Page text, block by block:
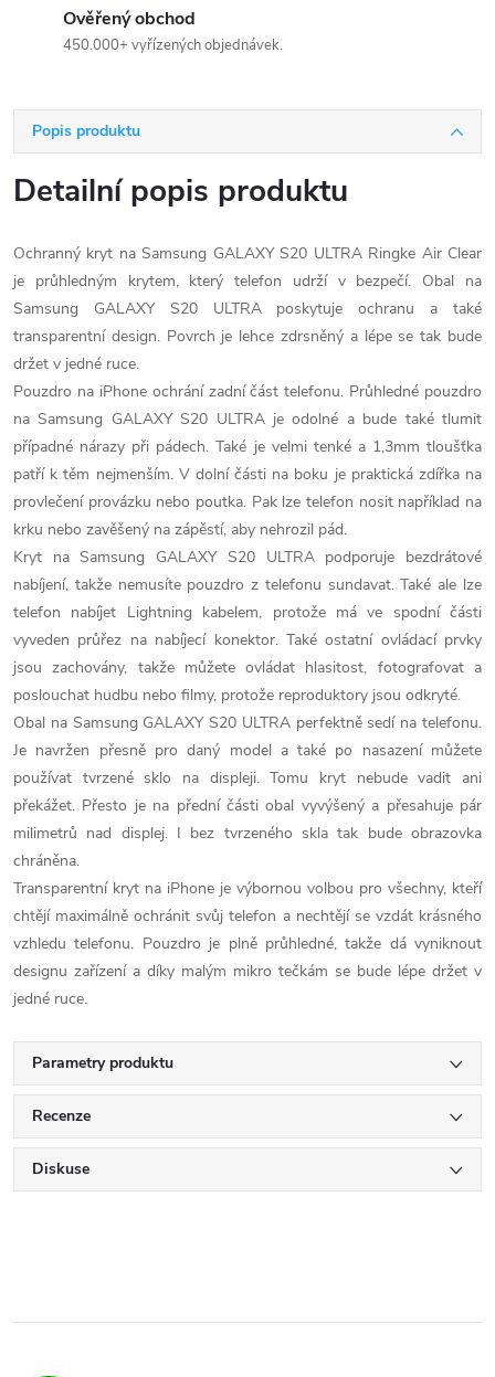
Ověřený obchod
450.000+ vyřízených objednávek.
Popis produktu
Detailní popis produktu
Ochranný kryt na Samsung GALAXY S20 ULTRA Ringke Air Clear
je průhledným krytem, který telefon udrží v bezpečí. Obal na
Samsung GALAXY S20 ULTRA poskytuje ochranu a také
transparentní design. Povrch je lehce zdrsněný a lépe se tak bude
držet v jedné ruce.
Pouzdro na iPhone ochrání zadní část telefonu. Průhledné pouzdro
na Samsung GALAXY S20 ULTRA je odolné a bude také tlumit
případné nárazy při pádech. Také je velmi tenké a 1,3mm tloušťka
patří k těm nejmenším. V dolní části na boku je praktická zdířka na
provlečení provázku nebo poutka. Pak lze telefon nosit například na
krku nebo zavěšený na zápěstí, aby nehrozil pád.
Kryt na Samsung GALAXY S20 ULTRA podporuje bezdrátové
nabíjení, takže nemusíte pouzdro z telefonu sundavat. Také ale lze
telefon nabíjet Lightning kabelem, protože má ve spodní části
vyveden průřez na nabíjecí konektor. Také ostatní ovládací prvky
jsou zachovány, takže můžete ovládat hlasitost, fotografovat a
poslouchat hudbu nebo filmy, protože reproduktory jsou odkryté.
Obal na Samsung GALAXY S20 ULTRA perfektně sedí na telefonu.
Je navržen přesně pro daný model a také po nasazení můžete
používat tvrzené sklo na displeji. Tomu kryt nebude vadit ani
překážet. Přesto je na přední části obal vyvýšený a přesahuje pár
milimetrů nad displej. I bez tvrzeného skla tak bude obrazovka
chráněna.
Transparentní kryt na iPhone je výbornou volbou pro všechny, kteří
chtějí maximálně ochránit svůj telefon a nechtějí se vzdát krásného
vzhledu telefonu. Pouzdro je plně průhledné, takže dá vyniknout
designu zařízení a díky malým mikro tečkám se bude lépe držet v
jedné ruce.
Parametry produktu
Recenze
Diskuse